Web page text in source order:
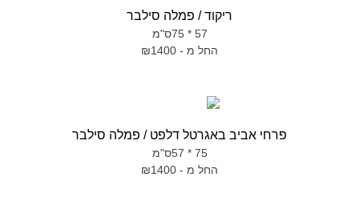
ריקוד / פמלה סילבר
57 * 75ס"מ
החל מ - ₪1400
פרחי אביב באגרטל דלפט / פמלה סילבר
75 * 57ס"מ
החל מ - ₪1400